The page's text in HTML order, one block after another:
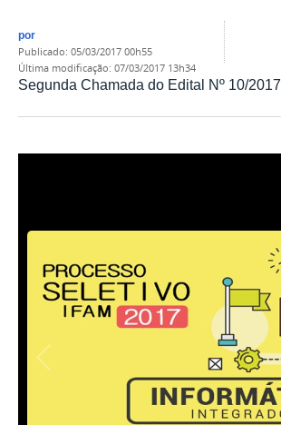
por
publicado: 05/03/2017 00h55
última modificação: 07/03/2017 13h34
Segunda Chamada do Edital Nº 10/2017